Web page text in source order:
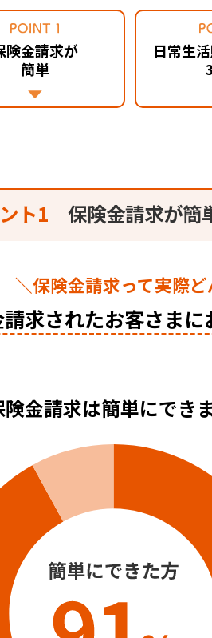
険金請求が
簡単
日常生
ト1 保険金請求が簡
＼保険金請求って実際
求されたお客さまに
険金請求は簡単にでき